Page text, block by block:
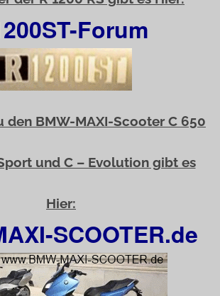
Forum
den BMW-MAXI-Scooter C 650
und C – Evolution gibt es
Hier:
SCOOTER.de